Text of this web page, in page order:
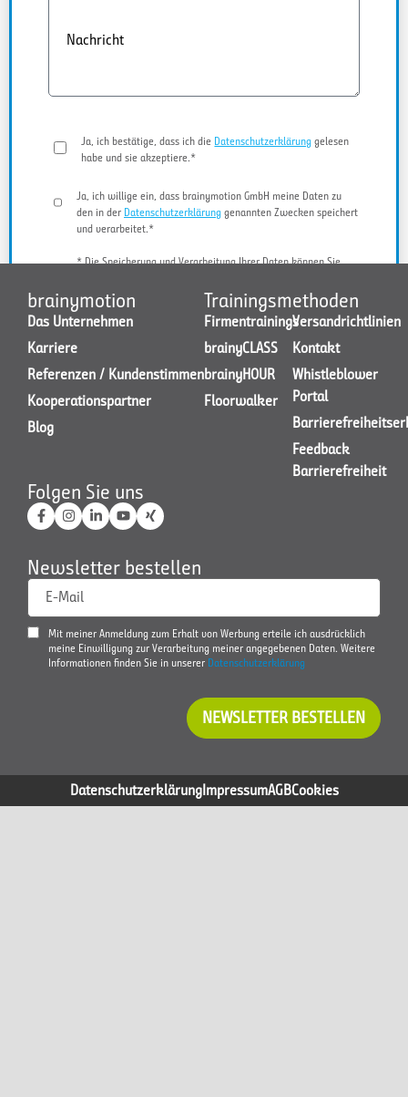
Nachricht
Ja, ich bestätige, dass ich die Datenschutzerklärung gelesen
habe und sie akzeptiere.*
Ja, ich willige ein, dass brainymotion GmbH meine Daten zu
den in der Datenschutzerklärung genannten Zwecken speichert
und verarbeitet.*
* Die Speicherung und Verarbeitung Ihrer Daten können Sie
JETZT KONTAKT AUFNEHMEN
brainymotion
Das Unternehmen
Karriere
Referenzen / Kundenstimmen
Kooperationspartner
Blog
Trainingsmethoden
Firmentrainings
brainyCLASS
brainyHOUR
Floorwalker
Versandrichtlinien
Kontakt
Whistleblower
Portal
Feedback
Barrierefreiheit
Folgen Sie uns
Newsletter bestellen
E-Mail
Mit meiner Anmeldung zum Erhalt von Werbung erteile ich ausdrücklich
meine Einwilligung zur Verarbeitung meiner angegebenen Daten. Weitere
Informationen finden Sie in unserer Datenschutzerklärung
NEWSLETTER BESTELLEN
DatenschutzerklärungImpressumAGBCookies